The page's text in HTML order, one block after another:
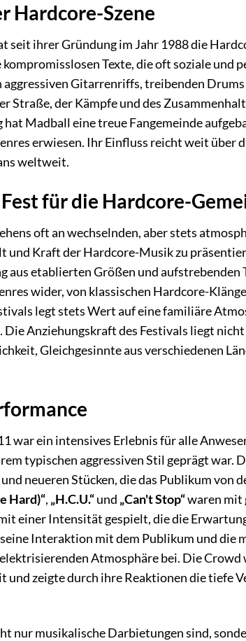
Hardcore-Szene
seit ihrer Gründung im Jahr 1988 die
Texte, die oft soziale und
Gitarrenriffs, treibenden
Straße, der Kämpfe und des
Madball eine treue Fangemeinde
erwiesen. Ihr Einfluss reicht weit über
weltweit.
für die Hardcore-
oft an wechselnden, aber stets
und Kraft der Hardcore-Musik zu
aus etablierten Größen und aufstrebenden
wider, von klassischen Hardcore-
legt stets Wert auf eine familiäre
Anziehungskraft des Festivals liegt
Gleichgesinnte aus verschiedenen
ein intensives Erlebnis für alle
typischen aggressiven Stil geprägt war.
neueren Stücken, die das Publikum von
Hard)“, „H.C.U.“und „Can't Stop“waren mit
einer Intensität gespielt, die die
Interaktion mit dem Publikum und die
Atmosphäre bei. Die Crowd
und zeigte durch ihre Reaktionen die tiefe
nur musikalische Darbietungen sind,